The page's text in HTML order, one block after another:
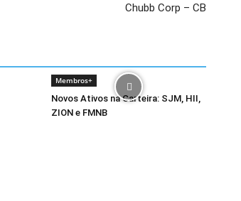
Chubb Corp – CB
Membros+
Novos Ativos na Carteira: SJM, HII,
ZION e FMNB